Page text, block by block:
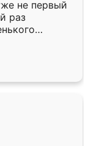
не первый
раз
второй раз
очень
из
здесь.